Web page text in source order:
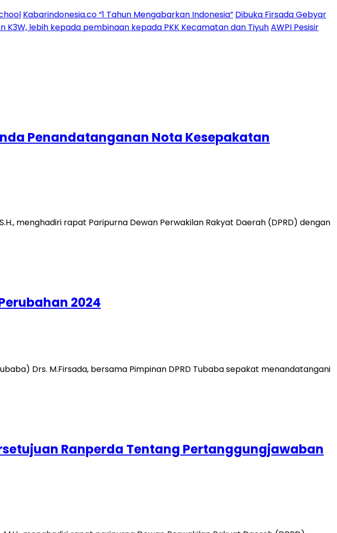
Kabarindonesia.co “1 Tahun Mengabarkan Indonesia” Dibuka Firsada Gebyar
K3W, lebih kepada pembinaan kepada PKK Kecamatan dan TiyuhAWPI Pesisir
Penandatanganan Nota Kesepakatan
menghadiri rapat Paripurna Dewan Perwakilan Rakyat Daerah (DPRD) dengan
2024
Drs. M.Firsada, bersama Pimpinan DPRD Tubaba sepakat menandatangani
Ranperda Tentang Pertanggungjawaban